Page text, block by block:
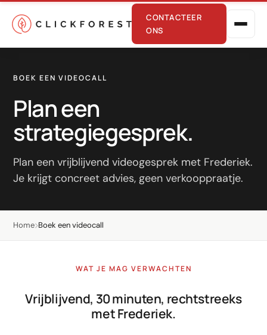
CONTACTEER
ONS
Online marketing
Performance
GEO
Leadgeneratie B2B
BOEK EEN VIDEOCALL
Plan een
strategiegesprek.
Plan een vrijblijvend videogesprek met Frederiek.
Je krijgt concreet advies, geen verkooppraatje.
Home Boek een videocall
WAT JE MAG VERWACHTEN
Vrijblijvend, 30 minuten, rechtstreeks
met Frederiek.